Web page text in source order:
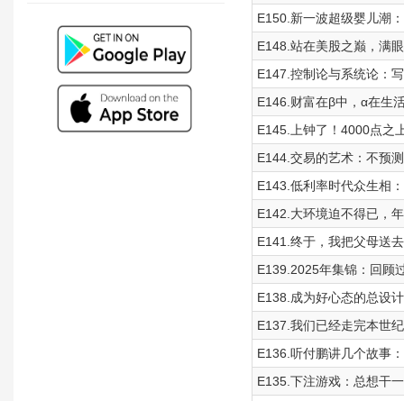
E150.新一波超级婴儿潮
E148.站在美股之巅，满
E147.控制论与系统论：
E146.财富在β中，α在生
E145.上钟了！4000点之
E144.交易的艺术：不预
E143.低利率时代众生相
E142.大环境迫不得已，
E141.终于，我把父母送
E139.2025年集锦：回顾
E138.成为好心态的总设
E137.我们已经走完本世
E136.听付鹏讲几个故事
E135.下注游戏：总想干